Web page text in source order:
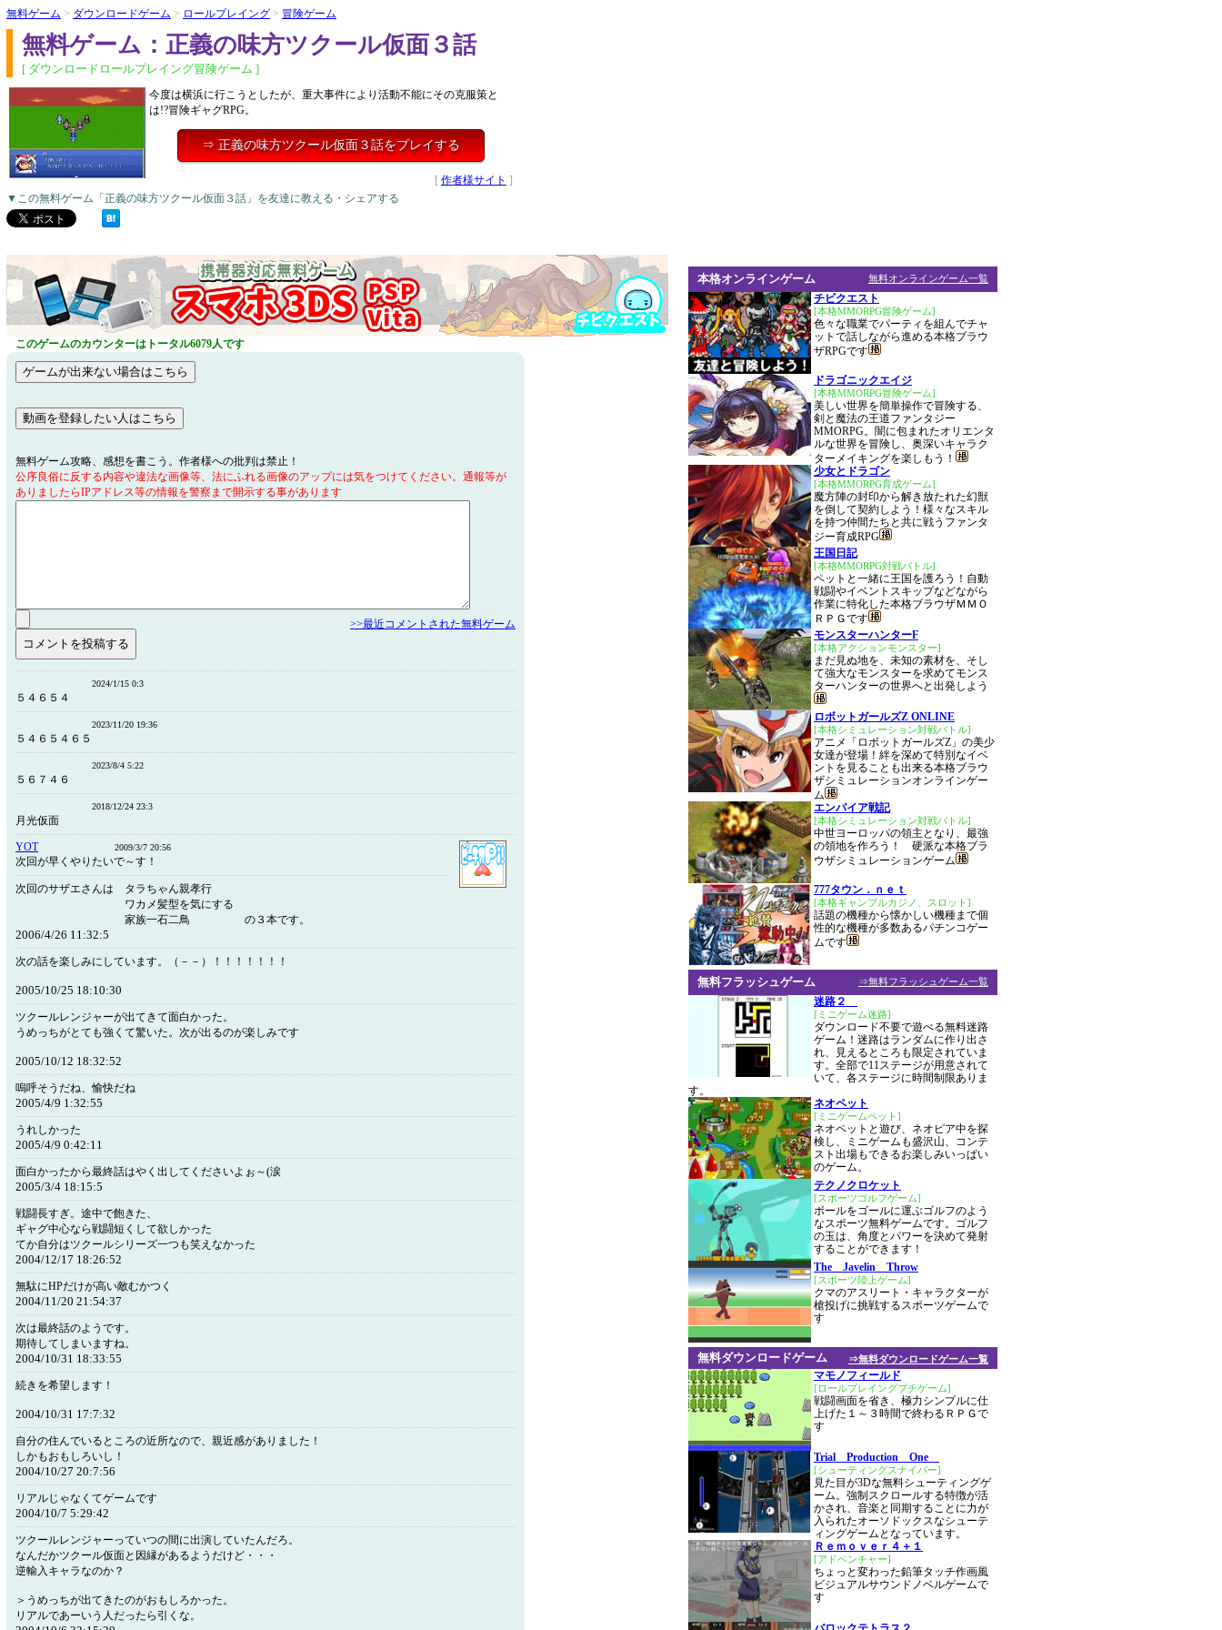
無料ゲーム > ダウンロードゲーム > ロールプレイング > 冒険ゲーム
無料ゲーム：正義の味方ツクール仮面３話
[ ダウンロードロールプレイング冒険ゲーム ]
今度は横浜に行こうとしたが、重大事件により活動不能にその克服策と
は!?冒険ギャグRPG。
⇒ 正義の味方ツクール仮面３話をプレイする
[ 作者様サイト ]
▼この無料ゲーム「正義の味方ツクール仮面３話」を友達に教える・シェアする
このゲームのカウンターはトータル6079人です
無料ゲーム攻略、感想を書こう。作者様への批判は禁止！
公序良俗に反する内容や違法な画像等、法にふれる画像のアップには気をつけてください。通報等が
ありましたらIPアドレス等の情報を警察まで開示する事があります
>>最近コメントされた無料ゲーム
2024/1/15 0:3
５４６５４
2023/11/20 19:36
５４６５４６５
2023/8/4 5:22
５６７４６
2018/12/24 23:3
月光仮面
YOT 2009/3/7 20:56
次回が早くやりたいで～す！
次回のサザエさんは タラちゃん親孝行
ワカメ髪型を気にする
家族一石二鳥 の３本です。
2006/4/26 11:32:5
次の話を楽しみにしています。（－－）！！！！！！！
2005/10/25 18:10:30
ツクールレンジャーが出てきて面白かった。
うめっちがとても強くて驚いた。次が出るのが楽しみです
2005/10/12 18:32:52
嗚呼そうだね、愉快だね
2005/4/9 1:32:55
うれしかった
2005/4/9 0:42:11
面白かったから最終話はやく出してくださいよぉ～(涙
2005/3/4 18:15:5
戦闘長すぎ。途中で飽きた、
ギャグ中心なら戦闘短くして欲しかった
てか自分はツクールシリーズ一つも笑えなかった
2004/12/17 18:26:52
無駄にHPだけが高い敵むかつく
2004/11/20 21:54:37
次は最終話のようです。
期待してしまいますね。
2004/10/31 18:33:55
続きを希望します！
2004/10/31 17:7:32
自分の住んでいるところの近所なので、親近感がありました！
しかもおもしろいし！
2004/10/27 20:7:56
リアルじゃなくてゲームです
2004/10/7 5:29:42
ツクールレンジャーっていつの間に出演していたんだろ。
なんだかツクール仮面と因縁があるようだけど・・・
逆輸入キャラなのか？
＞うめっちが出てきたのがおもしろかった。
リアルであーいう人だったら引くな。
無料オンラインゲーム一覧
本格オンラインゲーム
チビクエスト
[本格MMORPG冒険ゲーム]
色々な職業でパーティを組んでチャ
ットで話しながら進める本格ブラウ
ザRPGです
ドラゴニックエイジ
[本格MMORPG冒険ゲーム]
美しい世界を簡単操作で冒険する、
剣と魔法の王道ファンタジー
MMORPG。闇に包まれたオリエンタ
ルな世界を冒険し、奥深いキャラク
ターメイキングを楽しもう！
少女とドラゴン
[本格MMORPG育成ゲーム]
魔方陣の封印から解き放たれた幻獣
を倒して契約しよう！様々なスキル
を持つ仲間たちと共に戦うファンタ
ジー育成RPG
王国日記
[本格MMORPG対戦バトル]
ペットと一緒に王国を護ろう！自動
戦闘やイベントスキップなどながら
作業に特化した本格ブラウザＭＭＯ
ＲＰＧです
モンスターハンターF
[本格アクションモンスター]
まだ見ぬ地を、未知の素材を、そし
て強大なモンスターを求めてモンス
ターハンターの世界へと出発しよう
ロボットガールズZ ONLINE
[本格シミュレーション対戦バトル]
アニメ「ロボットガールズZ」の美少
女達が登場！絆を深めて特別なイベ
ントを見ることも出来る本格ブラウ
ザシミュレーションオンラインゲー
ム
エンパイア戦記
[本格シミュレーション対戦バトル]
中世ヨーロッパの領主となり、最強
の領地を作ろう！ 硬派な本格ブラ
ウザシミュレーションゲーム
777タウン．ｎｅｔ
[本格ギャンブルカジノ、スロット]
話題の機種から懐かしい機種まで個
性的な機種が多数あるパチンコゲー
ムです
⇒無料フラッシュゲーム一覧
無料フラッシュゲーム
迷路２
[ミニゲーム迷路]
ダウンロード不要で遊べる無料迷路
ゲーム！迷路はランダムに作り出さ
れ、見えるところも限定されていま
す。全部で11ステージが用意されて
いて、各ステージに時間制限ありま
す。
ネオペット
[ミニゲームペット]
ネオペットと遊び、ネオピア中を探
検し、ミニゲームも盛沢山、コンテ
スト出場もできるお楽しみいっぱい
のゲーム。
テクノクロケット
[スポーツゴルフゲーム]
ボールをゴールに運ぶゴルフのよう
なスポーツ無料ゲームです。ゴルフ
の玉は、角度とパワーを決めて発射
することができます！
The Javelin Throw
[スポーツ陸上ゲーム]
クマのアスリート・キャラクターが
槍投げに挑戦するスポーツゲームで
す
⇒無料ダウンロードゲーム一覧
無料ダウンロードゲーム
マモノフィールド
[ロールプレイングプチゲーム]
戦闘画面を省き、極力シンプルに仕
上げた１～３時間で終わるＲＰＧで
す
Trial Production One
[シューティングスナイパー]
見た目が3Dな無料シューティングゲ
ーム。強制スクロールする特徴が活
かされ、音楽と同期することに力が
入られたオーソドックスなシューテ
ィングゲームとなっています。
Ｒｅｍｏｖｅｒ４＋１
[アドベンチャー]
ちょっと変わった鉛筆タッチ作画風
ビジュアルサウンドノベルゲームで
す